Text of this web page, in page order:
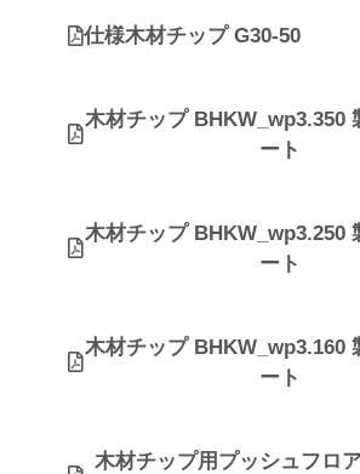
仕様木材チップ G30-50
木材チップ BHKW_wp3.350
ート
木材チップ BHKW_wp3.250
ート
木材チップ BHKW_wp3.160
ート
木材チップ用プッシュフロ